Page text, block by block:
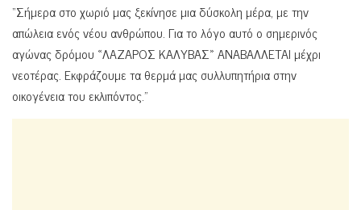
“Σήμερα στο χωριό μας ξεκίνησε μια δύσκολη μέρα, με την
απώλεια ενός νέου ανθρώπου. Για το λόγο αυτό ο σημερινός
αγώνας δρόμου «ΛΑΖΑΡΟΣ ΚΑΛΥΒΑΣ» ΑΝΑΒΑΛΛΕΤΑΙ μέχρι
νεοτέρας. Εκφράζουμε τα θερμά μας συλλυπητήρια στην
οικογένεια του εκλιπόντος.”